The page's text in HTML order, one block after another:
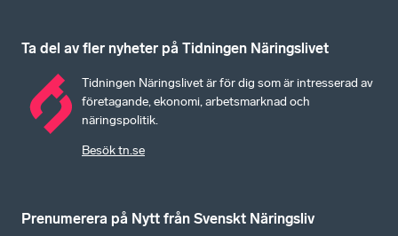
Ta del av fler nyheter på Tidningen Näringslivet
Tidningen Näringslivet är för dig som är intresserad av
företagande, ekonomi, arbetsmarknad och
näringspolitik.
Besök tn.se
Prenumerera på Nytt från Svenskt Näringsliv